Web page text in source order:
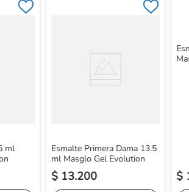
ml
Esmalte Primera Dama 13.5
ml Masglo Gel Evolution
$ 13.200 $